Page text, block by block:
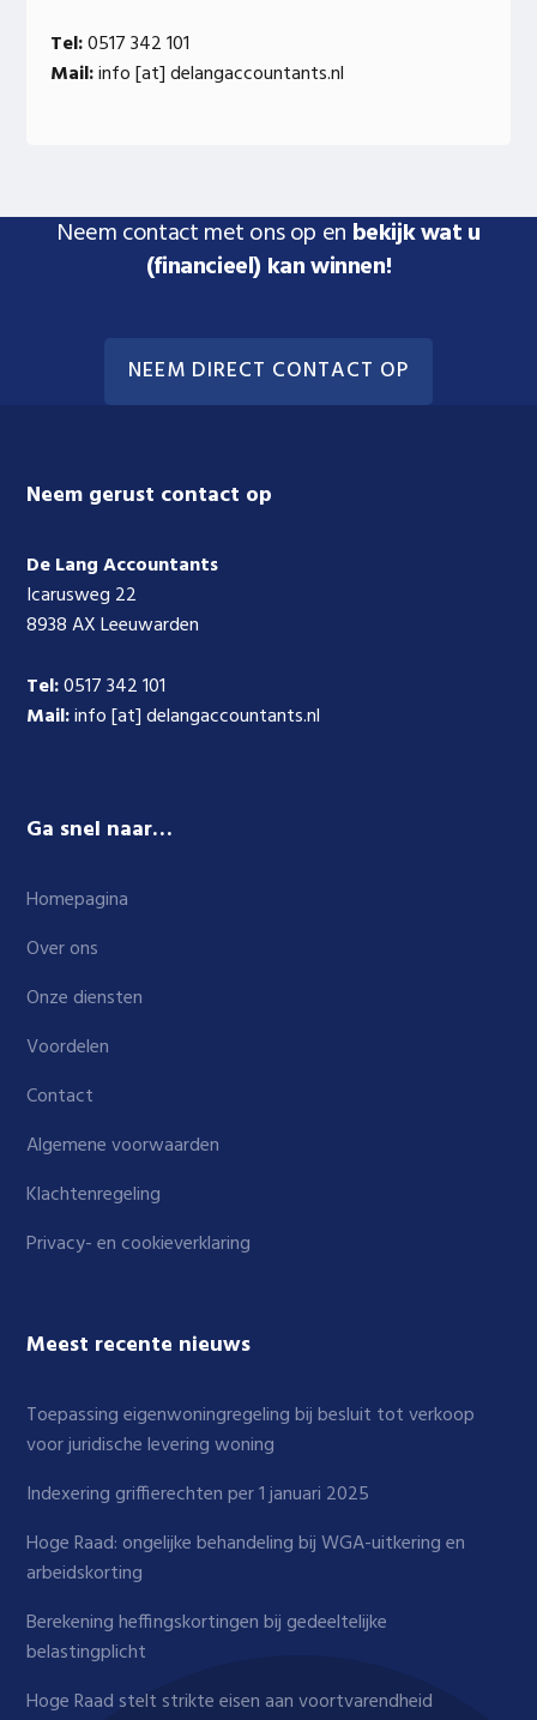
Tel:0517 342 101
Mail:info [at] delangaccountants.nl
Neem contact met ons op en bekijk wat u
(financieel) kan winnen!
NEEM DIRECT CONTACT OP
Footer
Neem gerust contact op
De Lang Accountants
Icarusweg 22
8938 AX Leeuwarden
Tel:0517 342 101
Mail:info [at] delangaccountants.nl
Ga snel naar…
Homepagina
Over ons
Onze diensten
Voordelen
Contact
Algemene voorwaarden
Klachtenregeling
Privacy- en cookieverklaring
Meest recente nieuws
Toepassing eigenwoningregeling bij besluit tot verkoop
voor juridische levering woning
Indexering griffierechten per 1 januari 2025
Hoge Raad: ongelijke behandeling bij WGA-uitkering en
arbeidskorting
Berekening heffingskortingen bij gedeeltelijke
belastingplicht
Hoge Raad stelt strikte eisen aan voortvarendheid